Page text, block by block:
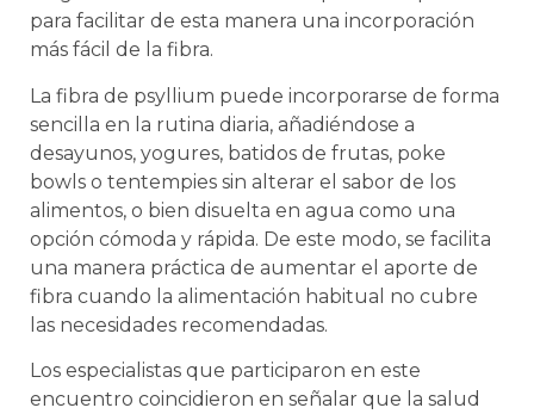
para facilitar de esta manera una incorporación
más fácil de la fibra.
La fibra de psyllium puede incorporarse de forma
sencilla en la rutina diaria, añadiéndose a
desayunos, yogures, batidos de frutas, poke
bowls o tentempies sin alterar el sabor de los
alimentos, o bien disuelta en agua como una
opción cómoda y rápida. De este modo, se facilita
una manera práctica de aumentar el aporte de
fibra cuando la alimentación habitual no cubre
las necesidades recomendadas.
Los especialistas que participaron en este
encuentro coincidieron en señalar que la salud